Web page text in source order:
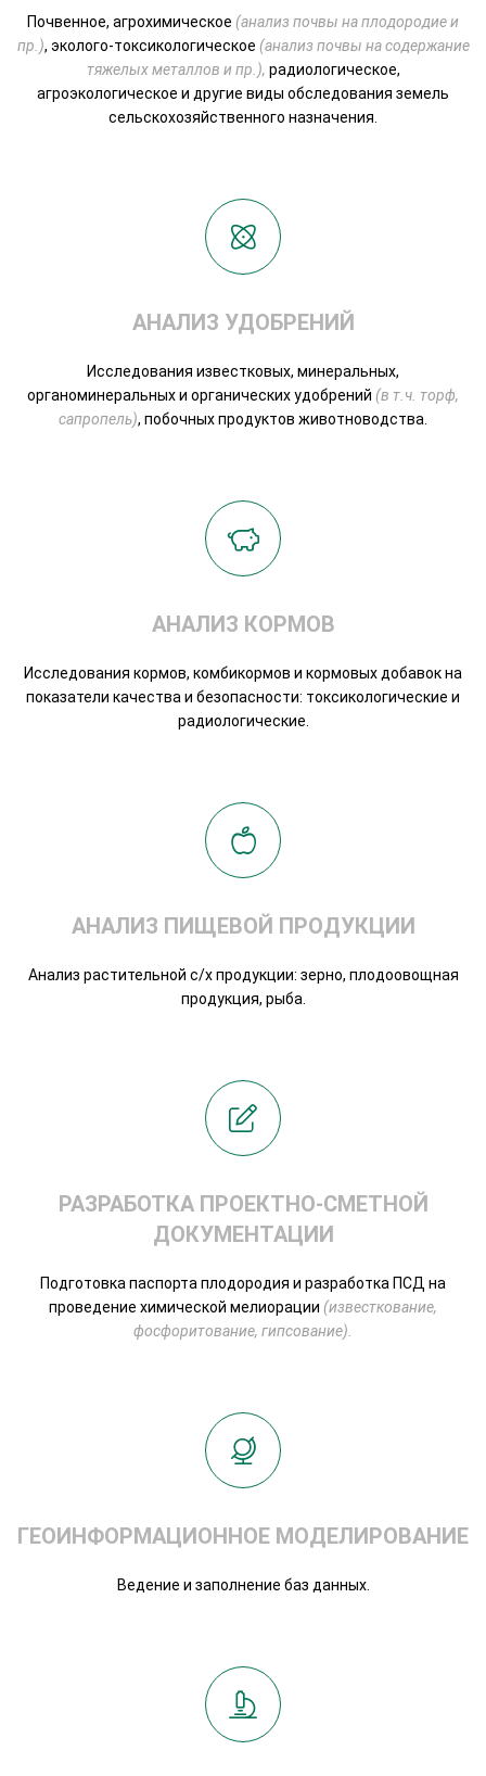
Почвенное, агрохимическое (анализ почвы на плодородие и
пр.), эколого-токсикологическое (анализ почвы на содержание
тяжелых металлов и пр.), радиологическое,
агроэкологическое и другие виды обследования земель
сельскохозяйственного назначения.
АНАЛИЗ УДОБРЕНИЙ
Исследования известковых, минеральных,
органоминеральных и органических удобрений (в т.ч. торф,
сапропель), побочных продуктов животноводства.
АНАЛИЗ КОРМОВ
Исследования кормов, комбикормов и кормовых добавок на
показатели качества и безопасности: токсикологические и
радиологические.
АНАЛИЗ ПИЩЕВОЙ ПРОДУКЦИИ
Анализ растительной с/х продукции: зерно, плодоовощная
продукция, рыба.
РАЗРАБОТКА ПРОЕКТНО-СМЕТНОЙ
ДОКУМЕНТАЦИИ
Подготовка паспорта плодородия и разработка ПСД на
проведение химической мелиорации (известкование,
фосфоритование, гипсование).
ГЕОИНФОРМАЦИОННОЕ МОДЕЛИРОВАНИЕ
Ведение и заполнение баз данных.